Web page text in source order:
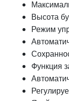
Высота
Режим
Функция